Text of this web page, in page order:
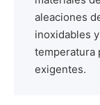
aleaciones
inoxidables
temperatura
exigentes.